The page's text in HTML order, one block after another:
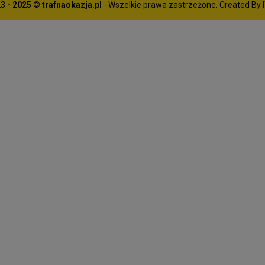
- 2025 © trafnaokazja.pl - Wszelkie prawa zastrzeżone. Created By